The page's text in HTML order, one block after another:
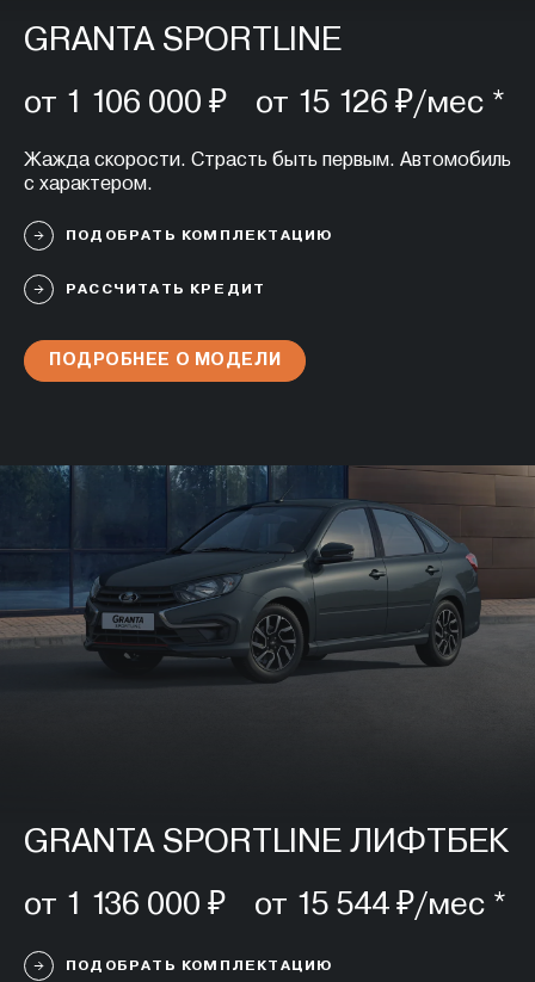
GRANTA SPORTLINE
от 1 106 000 ₽ от 15 126 ₽/мес *
Жажда скорости. Страсть быть первым. Автомобиль
с характером.
ПОДОБРАТЬ КОМПЛЕКТАЦИЮ
РАССЧИТАТЬ КРЕДИТ
ПОДРОБНЕЕ О МОДЕЛИ
GRANTA SPORTLINE ЛИФТБЕК
от 1 136 000 ₽ от 15 544 ₽/мес *
ПОДОБРАТЬ КОМПЛЕКТАЦИЮ